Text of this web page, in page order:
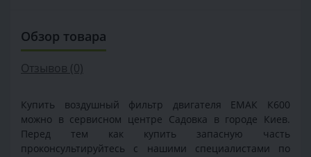
Обзор товара
Отзывов (0)
Купить воздушный фильтр двигателя ЕМАК К600
можно в сервисном центре Садовка в городе Киев.
Перед тем как купить запасную часть
проконсультируйтесь с нашими специалистами по